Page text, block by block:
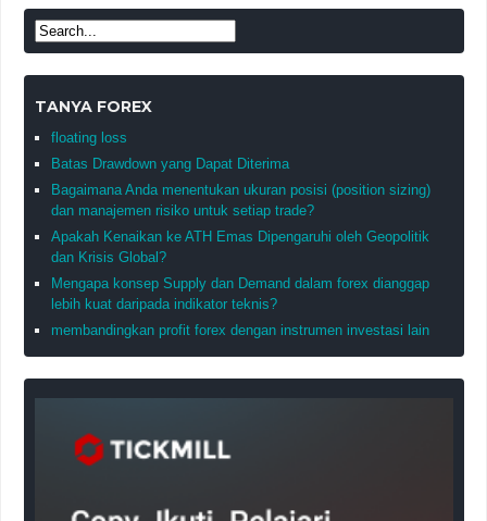
TANYA FOREX
floating loss
Batas Drawdown yang Dapat Diterima
Bagaimana Anda menentukan ukuran posisi (position sizing)
dan manajemen risiko untuk setiap trade?
Apakah Kenaikan ke ATH Emas Dipengaruhi oleh Geopolitik
dan Krisis Global?
Mengapa konsep Supply dan Demand dalam forex dianggap
lebih kuat daripada indikator teknis?
membandingkan profit forex dengan instrumen investasi lain